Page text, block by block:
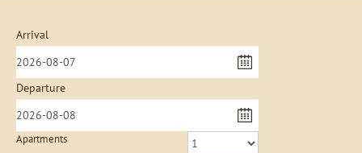
Arrival
Departure
Apartments